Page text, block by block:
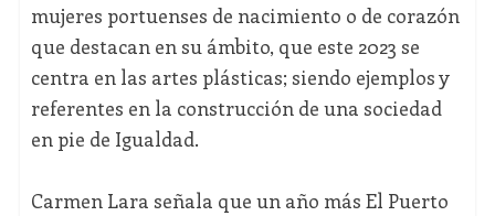
mujeres portuenses de nacimiento o de corazón
que destacan en su ámbito, que este 2023 se
centra en las artes plásticas; siendo ejemplos y
referentes en la construcción de una sociedad
en pie de Igualdad.
Carmen Lara señala que un año más El Puerto